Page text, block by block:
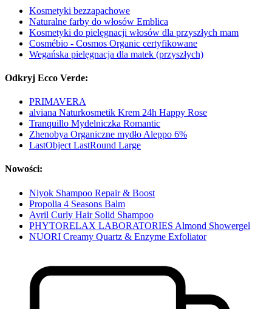
Kosmetyki bezzapachowe
Naturalne farby do włosów Emblica
Kosmetyki do pielęgnacji włosów dla przyszłych mam
Cosmébio - Cosmos Organic certyfikowane
Wegańska pielęgnacja dla matek (przyszłych)
Odkryj Ecco Verde:
PRIMAVERA
alviana Naturkosmetik Krem 24h Happy Rose
Tranquillo Mydelniczka Romantic
Zhenobya Organiczne mydło Aleppo 6%
LastObject LastRound Large
Nowości:
Niyok Shampoo Repair & Boost
Propolia 4 Seasons Balm
Avril Curly Hair Solid Shampoo
PHYTORELAX LABORATORIES Almond Showergel
NUORI Creamy Quartz & Enzyme Exfoliator